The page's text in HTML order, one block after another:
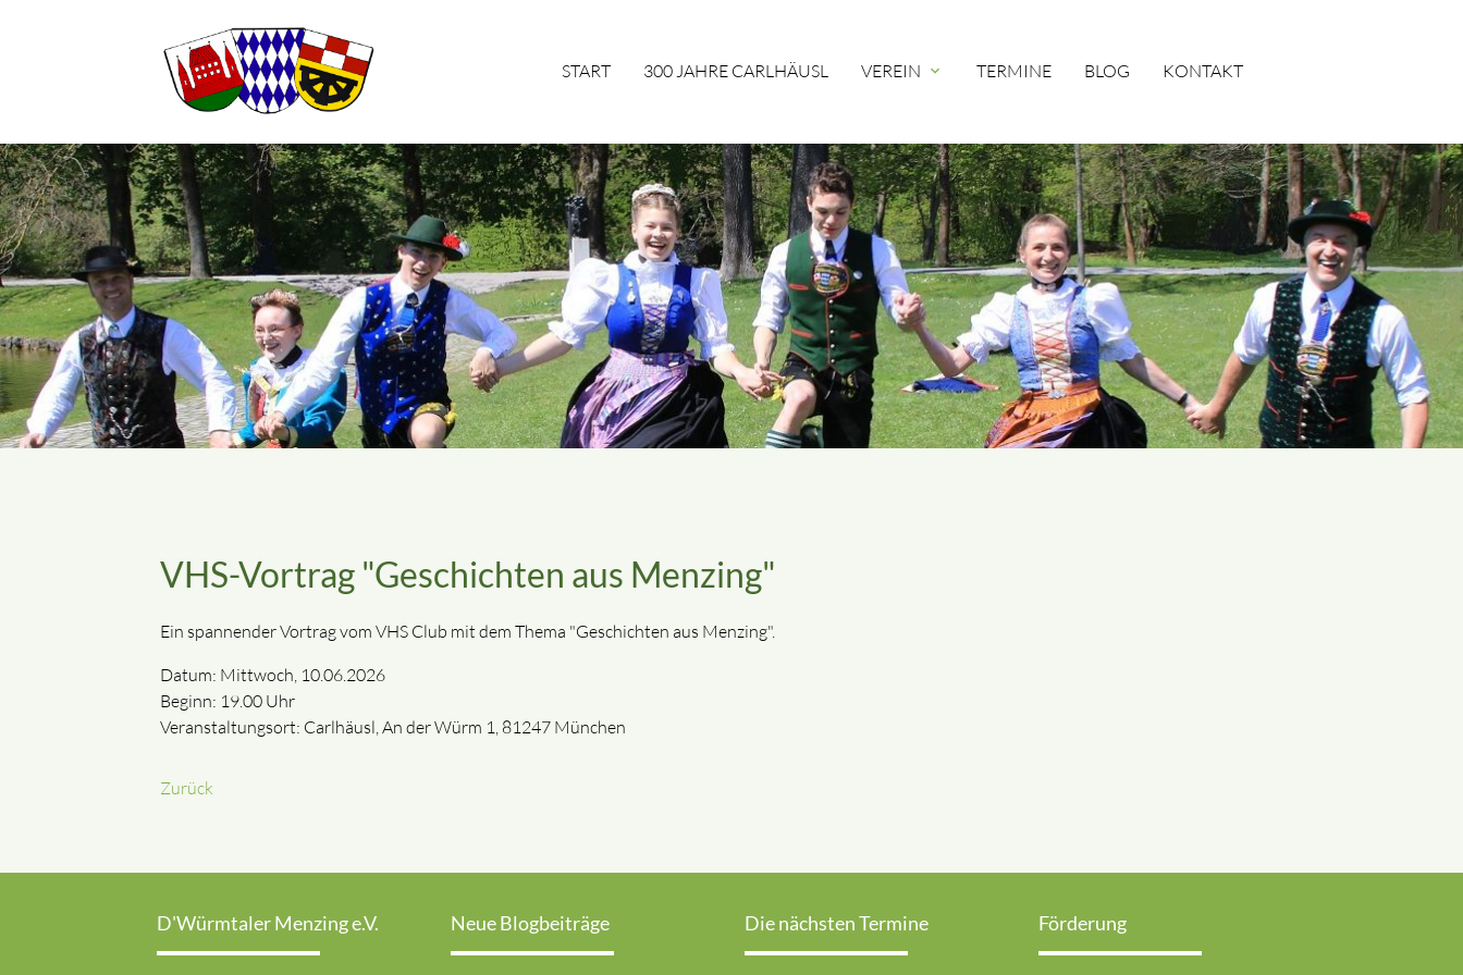
START 300 JAHRE CARLHÄUSL VEREIN expand_more TERMINE BLOG KONTAKT
Suchbegriffe SUCHEN
VHS-Vortrag "Geschichten aus Menzing"
Ein spannender Vortrag vom VHS Club mit dem Thema "Geschichten aus Menzing".
Datum: Mittwoch, 10.06.2026
Beginn: 19.00 Uhr
Veranstaltungsort: Carlhäusl, An der Würm 1, 81247 München
Zurück
D'Würmtaler Menzing e.V. Neue Blogbeiträge Die nächsten Termine Förderung